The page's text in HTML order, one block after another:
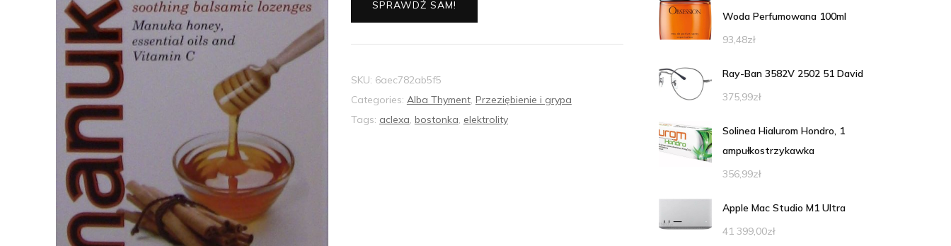
SPRAWDŹ SAM!
SKU: 6aec782ab5f5
Categories: Alba Thyment, Przeziębienie i grypa
Tags: aclexa, bostonka, elektrolity
Woda Perfumowana 100ml
93,48zł
Ray-Ban 3582V 2502 51 David
375,99zł
Solinea Hialurom Hondro, 1
ampułkostrzykawka
356,99zł
Apple Mac Studio M1 Ultra
41 399,00zł